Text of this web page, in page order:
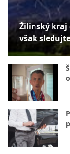
Žilinský kraj
však